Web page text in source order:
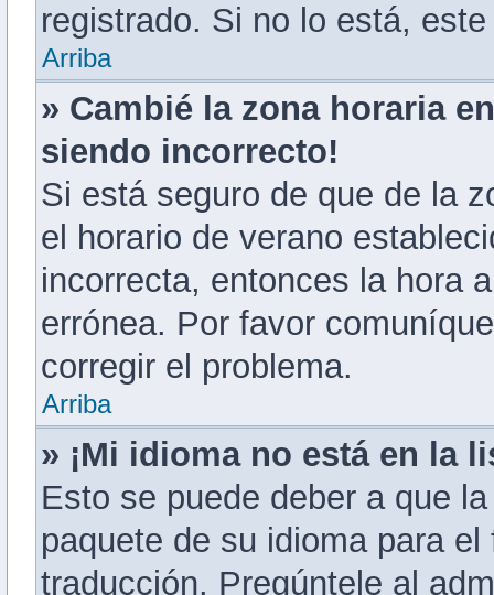
registrado. Si no lo está,
Arriba
» Cambié la zona horaria
siendo incorrecto!
Si está seguro de que de la
el horario de verano
incorrecta, entonces la hora
errónea. Por favor
corregir el problema.
Arriba
» ¡Mi idioma no está en la
Esto se puede deber a que
paquete de su idioma para
traducción. Pregúntele al